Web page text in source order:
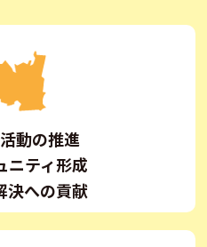
動の推進
ニティ形成
決への貢献